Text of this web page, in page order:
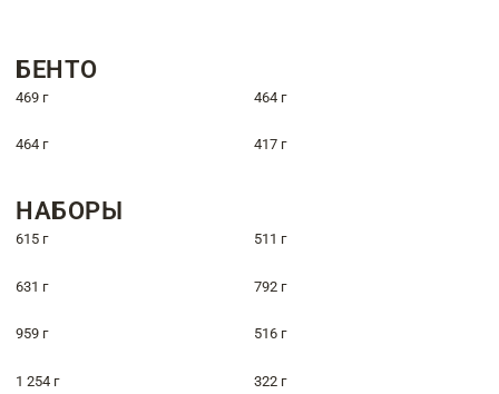
БЕНТО
469 г 464 г
464 г 417 г
НАБОРЫ
615 г 511 г
631 г 792 г
959 г 516 г
1 254 г 322 г